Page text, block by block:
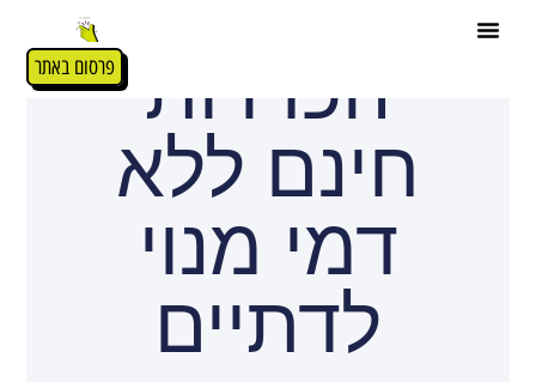
פרסום באתר הכרויות
חינם ללא
דמי מנוי
לדתיים